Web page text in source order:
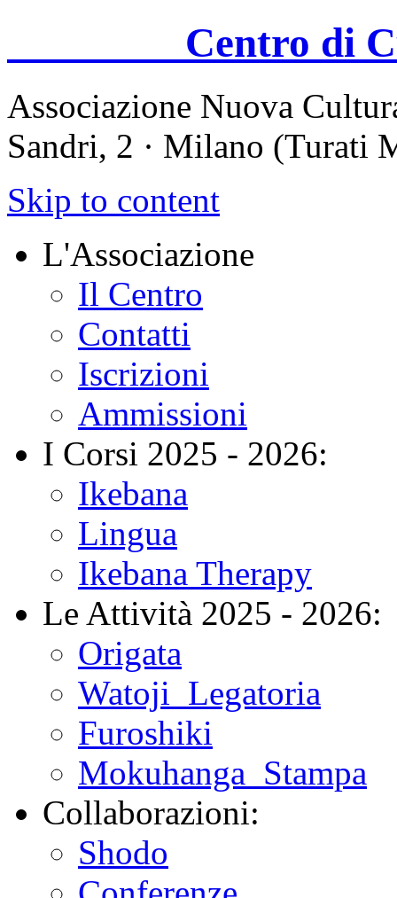
Centro di
Associazione Nuova
Sandri, 2 · Milano (Turati
Skip to content
L'Associazione
Il Centro
Contatti
Iscrizioni
Ammissioni
I Corsi 2025 - 2026:
Ikebana
Lingua
Ikebana Therapy
Le Attività 2025 - 2026:
Origata
Watoji_Legatoria
Furoshiki
Mokuhanga_Stampa
Collaborazioni:
Shodo